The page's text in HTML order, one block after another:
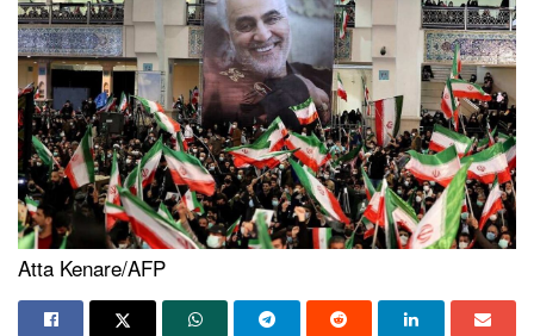
Atta Kenare/AFP